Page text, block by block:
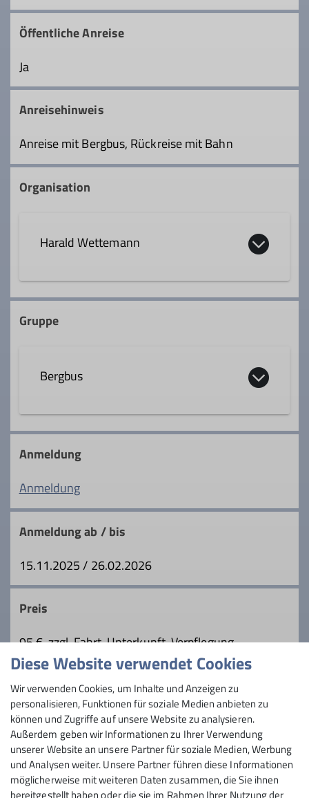
Öffentliche Anreise
Ja
Anreisehinweis
Anreise mit Bergbus, Rückreise mit Bahn
Organisation
Harald Wettemann
0163 1663021
Qualifikationen
Trainer*in B Skihochtour
Fachübungsleiter*in Mountainbike
Ämter
Klimaschutzkoordinator
Details
Gruppe
Bergbus
Die Bergbusgruppe nutzt das Angebot des
Bergbusses der Sektion, um im Winter
und Sommer zu gezielten
Ausgangspunkten für Ski- oder
Schneeschuhtouren und Bergtouren zu
gelangen. Es handelt sich entweder um
Teilnehmer geführter Touren oder um
eigenverantwortlich unterwegs sind und
den Bergbus als umweltfreundliches
Anmeldung
Anmeldung
Anmeldung ab / bis
15.11.2025 / 26.02.2026
Preis
95 €, zzgl. Fahrt, Unterkunft, Verpflegung
Maximale Teilnehmeranzahl
6
Diese Website verwendet Cookies
Wir verwenden Cookies, um Inhalte und Anzeigen zu
personalisieren, Funktionen für soziale Medien anbieten zu
können und Zugriffe auf unsere Website zu analysieren.
Außerdem geben wir Informationen zu Ihrer Verwendung
unserer Website an unsere Partner für soziale Medien, Werbung
und Analysen weiter. Unsere Partner führen diese Informationen
möglicherweise mit weiteren Daten zusammen, die Sie ihnen